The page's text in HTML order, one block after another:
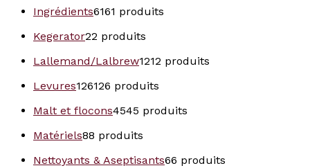
Ingrédients6161 produits
Kegerator22 produits
Lallemand/Lalbrew1212 produits
Levures126126 produits
Malt et flocons4545 produits
Matériels88 produits
Nettoyants & Aseptisants66 produits